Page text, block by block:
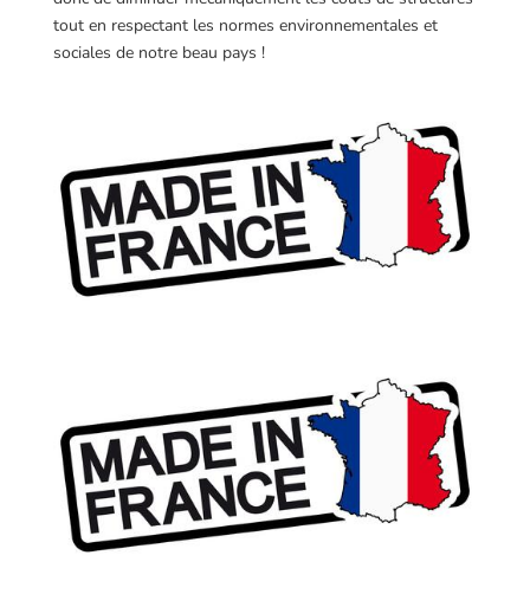
tout en respectant les normes environnementales et
sociales de notre beau pays !